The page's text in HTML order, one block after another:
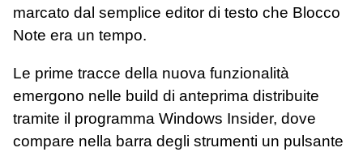
marcato dal semplice editor di testo che Blocco
Note era un tempo.
Le prime tracce della nuova funzionalità
emergono nelle build di anteprima distribuite
tramite il programma Windows Insider, dove
compare nella barra degli strumenti un pulsante